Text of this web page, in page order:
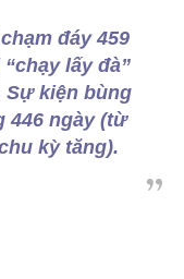
đáy 459
lấy đà”
Sự kiện bùng
446 ngày (từ
kỳ tăng).